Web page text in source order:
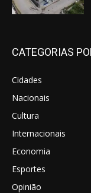
CATEGORIAS
Cidades
Nacionais
Cultura
Internacionais
Economia
Esportes
Opinião